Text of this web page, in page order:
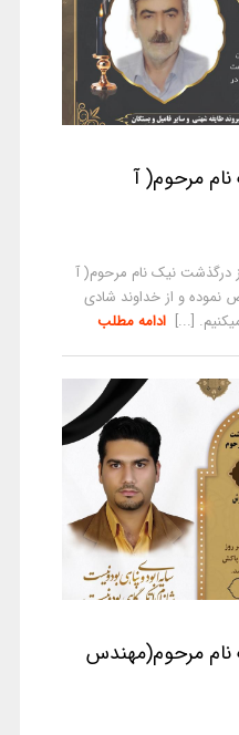
مرحوم( آ
درگذشت نیک نام مرحوم( آ
و از خداوند شادی
[...] ادامه مطلب
مرحوم(مهندس